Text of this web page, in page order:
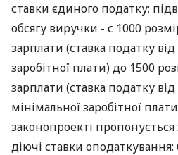
ставки єдиного податку;
обсягу виручки - с 1000
зарплати (ставка податку
заробітної плати) до 1500
зарплати (ставка податку від
мінімальної заробітної
законопроекті
діючі ставки оподаткування: